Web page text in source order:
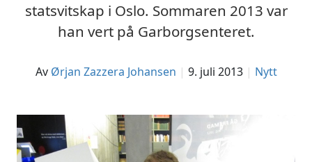
statsvitskap i Oslo. Sommaren 2013 var
han vert på Garborgsenteret.
av Ørjan Zazzera Johansen 9. juli 2013 Nytt